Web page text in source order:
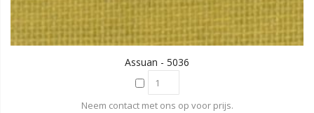
Assuan - 5036
Neem contact met ons op voor prijs.